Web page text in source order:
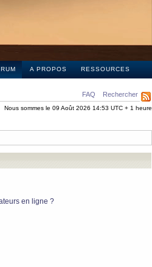
A PROPOS RESSOURCES
FAQ Rechercher
Nous sommes le 09 Août 2026 14:53 UTC + 1 heure
en ligne ?